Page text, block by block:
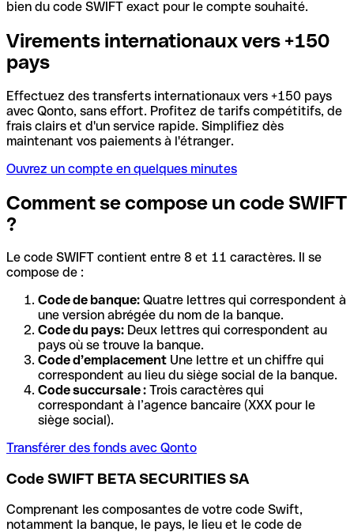
bien du code SWIFT exact pour le compte souhaité.
Virements internationaux vers +150
pays
Effectuez des transferts internationaux vers +150 pays
avec Qonto, sans effort. Profitez de tarifs compétitifs, de
frais clairs et d'un service rapide. Simplifiez dès
maintenant vos paiements à l'étranger.
Ouvrez un compte en quelques minutes
Comment se compose un code SWIFT
?
Le code SWIFT contient entre 8 et 11 caractères. Il se
compose de :
Code de banque: Quatre lettres qui correspondent à
une version abrégée du nom de la banque.
Code du pays: Deux lettres qui correspondent au
pays où se trouve la banque.
Code d’emplacement Une lettre et un chiffre qui
correspondent au lieu du siège social de la banque.
Code succursale : Trois caractères qui
correspondant à l’agence bancaire (XXX pour le
siège social).
Transférer des fonds avec Qonto
Code SWIFT BETA SECURITIES SA
Comprenant les composantes de votre code Swift,
notamment la banque, le pays, le lieu et le code de